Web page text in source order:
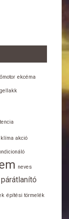
ekcéma
gellakk
klíma akció
neves
párátlanító
építési törmelék